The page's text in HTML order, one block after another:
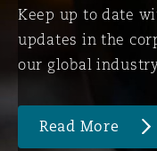
Keep up to date
updates in the
our global
Read More